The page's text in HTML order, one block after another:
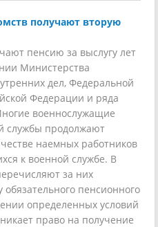
получают вторую
пенсию за выслугу лет
Министерства
дел, Федеральной
Федерации и ряда
военнослужащие
службы продолжают
наемных работников
к военной службе. В
за них
пенсионного
определенных условий
право на получение